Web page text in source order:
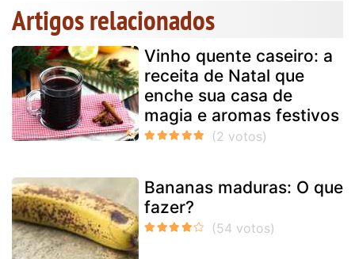
Artigos relacionados
Vinho quente caseiro: a
receita de Natal que
enche sua casa de
magia e aromas festivos
Bananas maduras: O que
fazer?